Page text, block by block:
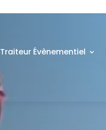
Traiteur Évènementiel